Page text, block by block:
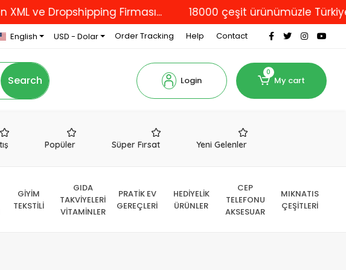
ve Dropshipping Firması... 18000 çeşit ürünümüzle
English USD - Dolar Order Tracking Help Contact
Search Login
0
My cart
Popüler Süper Fırsat Yeni Gelenler
GİYİM
TEKSTİLİ
GIDA
TAKVİYELERİ
VİTAMİNLER
PRATİK EV
GEREÇLERİ
HEDİYELİK
ÜRÜNLER
CEP
TELEFONU
AKSESUAR
MIKNATIS
ÇEŞİTLERİ